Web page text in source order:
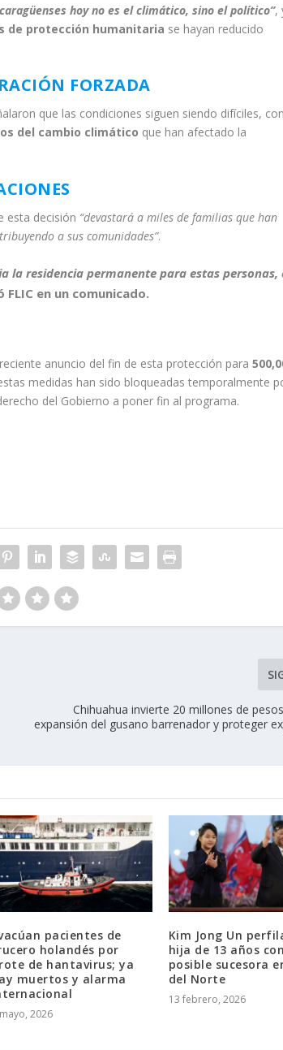
hoy no es el climático, sino el político”,
de protección humanitaria se hayan reducido
FORZADA
que las condiciones siguen siendo difíciles, con
del cambio climático que han afectado la
esta decisión “devastará a miles de familias que han
a sus comunidades”.
la residencia permanente para estas personas,
FLIC en un comunicado.
anuncio del fin de esta protección para
medidas han sido bloqueadas temporalmente
del Gobierno a poner fin al programa.
Chihuahua invierte 20 millones de
expansión del gusano barrenador y proteger
pacientes de
holandés por
de hantavirus; ya
muertos y alarma
2026
Kim Jong Un
hija de 13 años
posible sucesora
del Norte
13 febrero, 2026